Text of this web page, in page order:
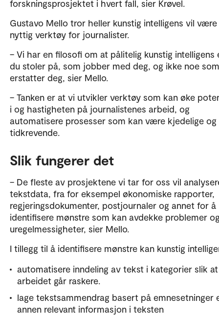
forskningsprosjektet i hvert fall, sier Krøvel.
Gustavo Mello tror heller kunstig intelligens vil
nyttig verktøy for journalister.
– Vi har en filosofi om at pålitelig kunstig intelligens
du stoler på, som jobber med deg, og ikke noe som
erstatter deg, sier Mello.
– Tanken er at vi utvikler verktøy som kan øke
i og hastigheten på journalistenes arbeid, og
automatisere prosesser som kan være kjedelige og
tidkrevende.
Slik fungerer det
– De fleste av prosjektene vi tar for oss vil
tekstdata, fra for eksempel økonomiske rapporter,
regjeringsdokumenter, postjournaler og annet for å
identifisere mønstre som kan avdekke problemer
uregelmessigheter, sier Mello.
I tillegg til å identifisere mønstre kan kunstig
automatisere inndeling av tekst i kategorier slik at
arbeidet går raskere.
lage tekstsammendrag basert på emnesetninger
annen relevant informasjon i teksten